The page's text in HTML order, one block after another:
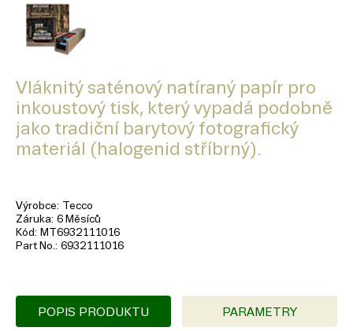
Vláknitý saténový natíraný papír pro
inkoustový tisk, který vypadá podobně
jako tradiční barytový fotografický
materiál (halogenid stříbrný).
Výrobce Tecco
Záruka 6 Měsíců
Kód
MT6932111016
Part No. 6932111016
POPIS PRODUKTU PARAMETRY